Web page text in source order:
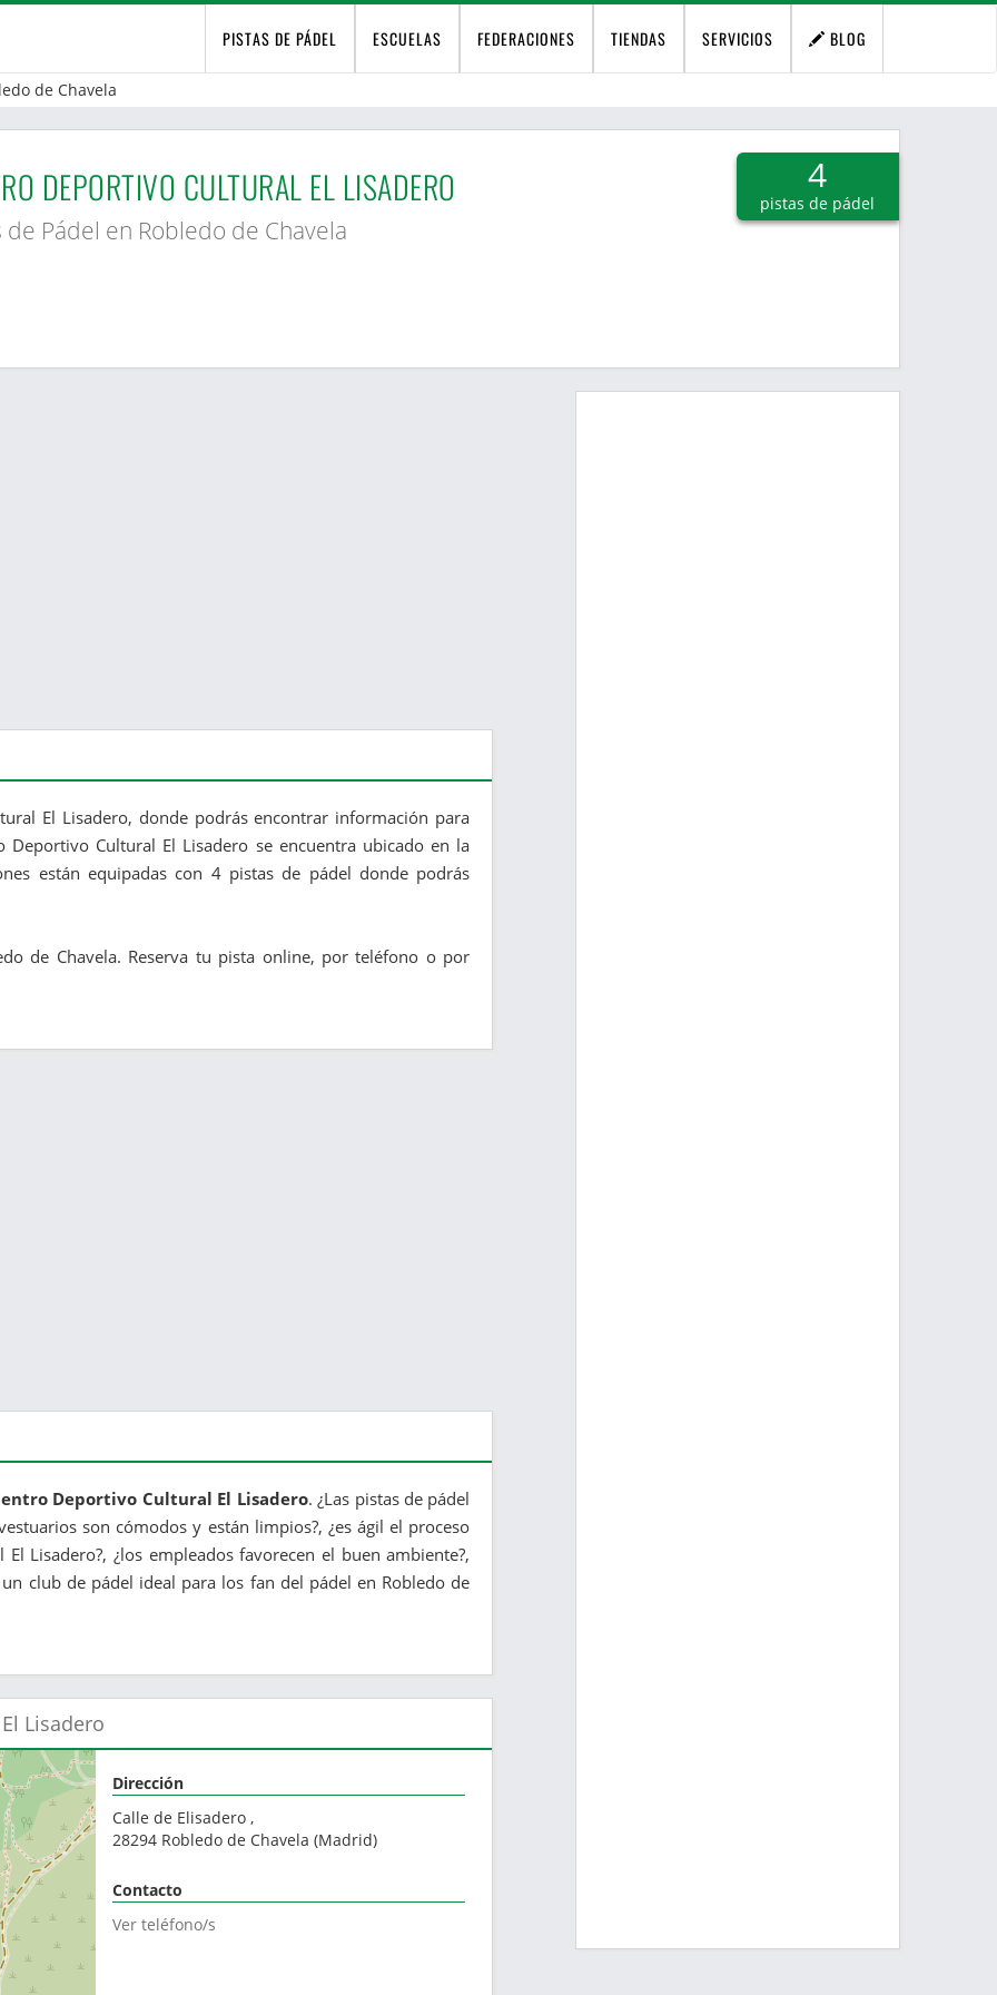
PISTAS DE PÁDEL ESCUELAS FEDERACIONES TIENDAS SERVICIOS BLOG
de Chavela
DEPORTIVO CULTURAL EL LISADERO
de Pádel en Robledo de Chavela
4
pistas de pádel
El Lisadero, donde podrás encontrar información para
Cultural El Lisadero se encuentra ubicado en la
están equipadas con 4 pistas de pádel donde podrás
de Chavela. Reserva tu pista online, por teléfono o por
Deportivo Cultural El Lisadero. ¿Las pistas de pádel
son cómodos y están limpios?, ¿es ágil el proceso
Lisadero?, ¿los empleados favorecen el buen ambiente?,
club de pádel ideal para los fan del pádel en Robledo de
Lisadero
Dirección
Calle de Elisadero ,
28294 Robledo de Chavela (Madrid)
Contacto
Ver teléfono/s